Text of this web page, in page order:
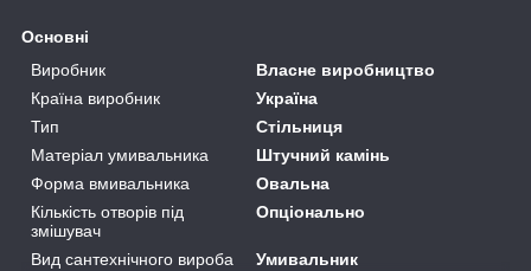
Основні
Виробник
Власне виробництво
Країна виробник
Україна
Тип
Стільниця
Матеріал умивальника
Штучний камінь
Форма вмивальника
Овальна
Кількість отворів під
змішувач
Опціонально
Вид сантехнічного вироба Умивальник